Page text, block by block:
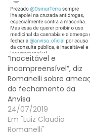
“Inaceitável e
incompreensível”, diz
Romanelli sobre
do fechamento da
Anvisa
24/07/2019
Em "Luiz Claudio
Romanelli"